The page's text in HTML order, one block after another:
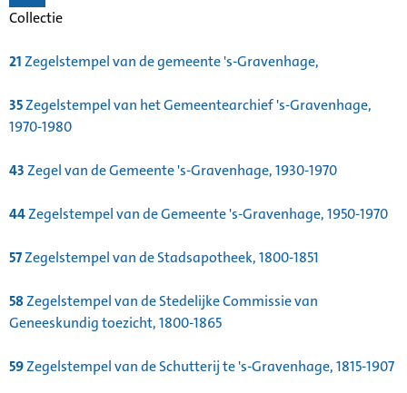
Collectie
21Zegelstempel van de gemeente 's-Gravenhage,
35Zegelstempel van het Gemeentearchief 's-Gravenhage,
1970-1980
43Zegel van de Gemeente 's-Gravenhage, 1930-1970
44Zegelstempel van de Gemeente 's-Gravenhage, 1950-1970
57Zegelstempel van de Stadsapotheek, 1800-1851
58Zegelstempel van de Stedelijke Commissie van
Geneeskundig toezicht, 1800-1865
59Zegelstempel van de Schutterij te 's-Gravenhage, 1815-1907